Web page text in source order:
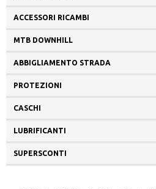
ACCESSORI RICAMBI
MTB DOWNHILL
ABBIGLIAMENTO STRADA
PROTEZIONI
CASCHI
LUBRIFICANTI
SUPERSCONTI